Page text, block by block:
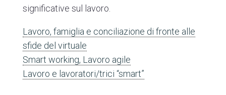
significative sul lavoro.
Lavoro, famiglia e conciliazione di fronte alle
sfide del virtuale
Smart working, Lavoro agile
Lavoro e lavoratori/trici “smart”